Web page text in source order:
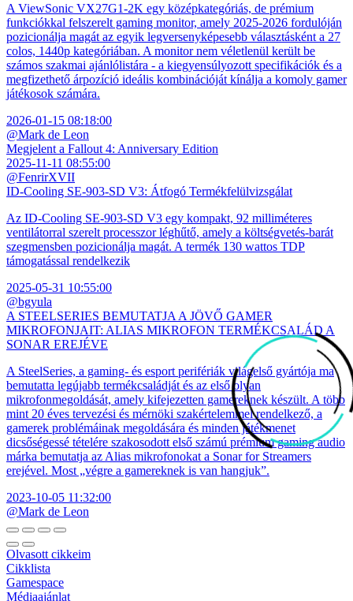
A ViewSonic VX27G1-2K egy középkategóriás, de prémium
funkciókkal felszerelt gaming monitor, amely 2025-2026 fordulóján
pozicionálja magát az egyik legversenyképesebb választásként a 27
colos, 1440p kategóriában. A monitor nem véletlenül került be
számos szakmai ajánlólistára - a kiegyensúlyozott specifikációk és a
megfizethető árpozíció ideális kombinációját kínálja a komoly gamer
játékosok számára.
2026-01-15 08:18:00
@Mark de Leon
Megjelent a Fallout 4: Anniversary Edition
2025-11-11 08:55:00
@FenrirXVII
ID-Cooling SE-903-SD V3: Átfogó Termékfelülvizsgálat
Az ID-Cooling SE-903-SD V3 egy kompakt, 92 milliméteres
ventilátorral szerelt processzor léghűtő, amely a költségvetés-barát
szegmensben pozicionálja magát. A termék 130 wattos TDP
támogatással rendelkezik
2025-05-31 10:55:00
@bgyula
A STEELSERIES BEMUTATJA A JÖVŐ GAMER
MIKROFONJAIT: ALIAS MIKROFON TERMÉKCSALÁD A
SONAR EREJÉVE
A SteelSeries, a gaming- és esport perifériák világelső gyártója ma
bemutatta legújabb termékcsaládját és az első olyan
mikrofonmegoldását, amely kifejezetten gamereknek készült. A több
mint 20 éves tervezési és mérnöki szakértelemmel rendelkező, a
gamerek problémáinak megoldására és minden játékmenet
dicsőségessé tételére szakosodott első számú prémium gaming audio
márka bemutatja az Alias mikrofonokat a Sonar for Streamers
erejével. Most „végre a gamereknek is van hangjuk”.
2023-10-05 11:32:00
@Mark de Leon
Olvasott cikkeim
Cikklista
Gamespace
Médiaajánlat